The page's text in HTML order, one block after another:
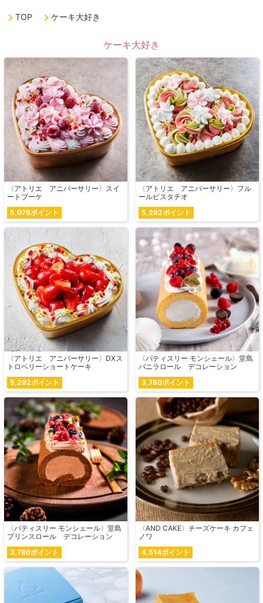
TOP ケーキ大好き
ケーキ大好き
〈アトリエ アニバーサリー〉スイ
ートブーケ
5,076ポイント
〈アトリエ アニバーサリー〉フル
ールピスタチオ
5,292ポイント
〈アトリエ アニバーサリー〉DXス
トロベリーショートケーキ
5,292ポイント
〈パティスリー モンシェール〉堂島
バニラロール デコレーション
3,780ポイント
〈パティスリー モンシェール〉堂島
プリンスロール デコレーション
3,780ポイント
〈AND CAKE〉チーズケーキ カフェ
ノワ
4,514ポイント